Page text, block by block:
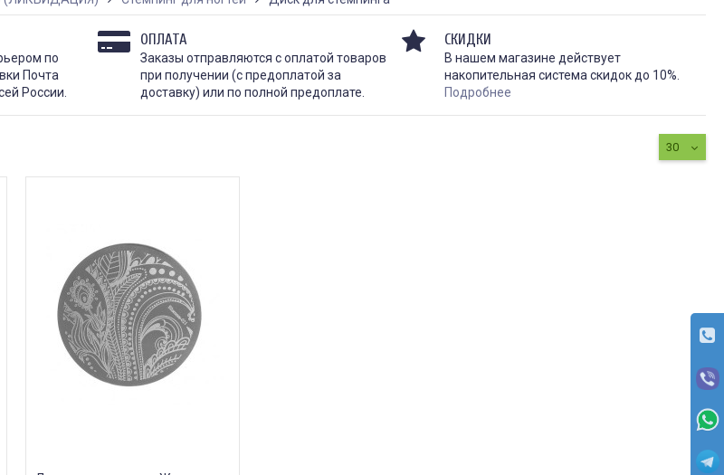
по
Почта
России.
ОПЛАТА
Заказы отправляются с оплатой товаров
при получении (с предоплатой за
доставку) или по полной предоплате.
СКИДКИ
В нашем магазине действует
накопительная система скидок до 10%.
Подробнее
30